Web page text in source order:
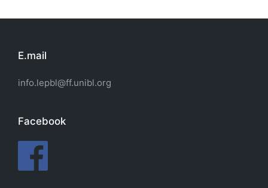
E.mail
info.lepbl@ff.unibl.org
Facebook